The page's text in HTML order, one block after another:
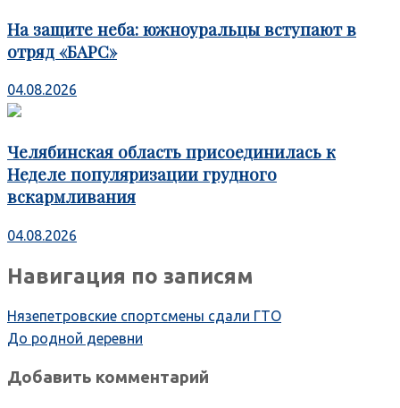
На защите неба: южноуральцы вступают в
отряд «БАРС»
04.08.2026
Челябинская область присоединилась к
Неделе популяризации грудного
вскармливания
04.08.2026
Навигация по записям
Нязепетровские спортсмены сдали ГТО
До родной деревни
Добавить комментарий